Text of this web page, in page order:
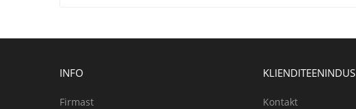
INFO
Firmast
KLIENDITEENINDUS
Kontakt